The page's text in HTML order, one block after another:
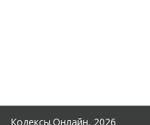
Кодексы.Онлайн, 2026